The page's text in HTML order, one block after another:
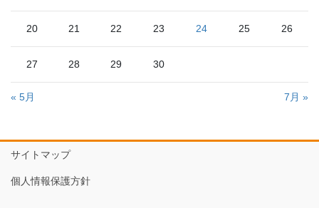
20 21 22 23 24 25 26
27 28 29 30
« 5月 7月 »
サイトマップ
個人情報保護方針